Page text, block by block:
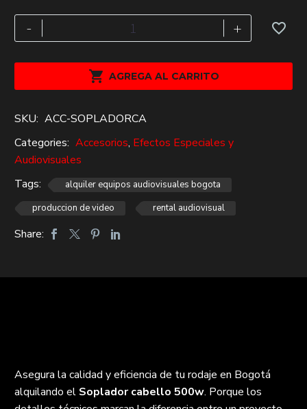
era:
$44,000.
es:
$30,000.
-
Soplador
cabello
+
 AGREGA AL CARRITO
SKU: ACC-SOPLADORCA
Categories: Accesorios, Efectos Especiales y
Audiovisuales
Tags:
alquiler equipos audiovisuales bogota
produccion de video
rental audiovisual
Share:
Asegura la calidad y eficiencia de tu rodaje en Bogotá
alquilando el Soplador cabello 500w. Porque los